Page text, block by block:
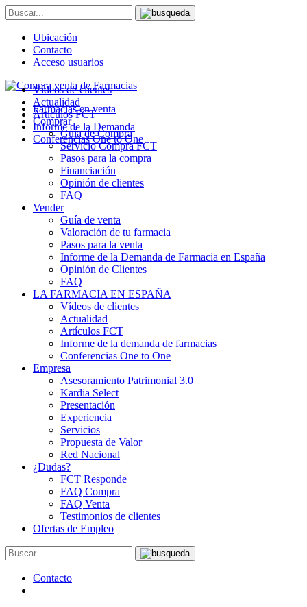
Ubicación
Contacto
Acceso usuarios
Farmacias en venta
Comprar
Guía de Compra
Servicio Compra FCT
Pasos para la compra
Financiación
Opinión de clientes
FAQ
Vender
Guía de venta
Valoración de tu farmacia
Pasos para la venta
Informe de la Demanda de Farmacia en España
Opinión de Clientes
FAQ
LA FARMACIA EN ESPAÑA
Vídeos de clientes
Actualidad
Artículos FCT
Informe de la demanda de farmacias
Conferencias One to One
Empresa
Asesoramiento Patrimonial 3.0
Kardia Select
Presentación
Experiencia
Servicios
Propuesta de Valor
Red Nacional
¿Dudas?
FCT Responde
FAQ Compra
FAQ Venta
Testimonios de clientes
Ofertas de Empleo
Contacto
Vídeos de clientes
Actualidad
Artículos FCT
Informe de la Demanda
Conferencias One to One